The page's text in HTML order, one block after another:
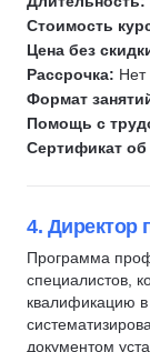
GR-менеджмент
Адвокат
Категорийный
Директор по
Управление
Офис-
Таможенный
Управление в
Стоимость
Цена без
Рассрочка: Нет
Формат
Помощь с
Сертификат об
4. Директор
Программа
специалистов,
квалификацию
документом